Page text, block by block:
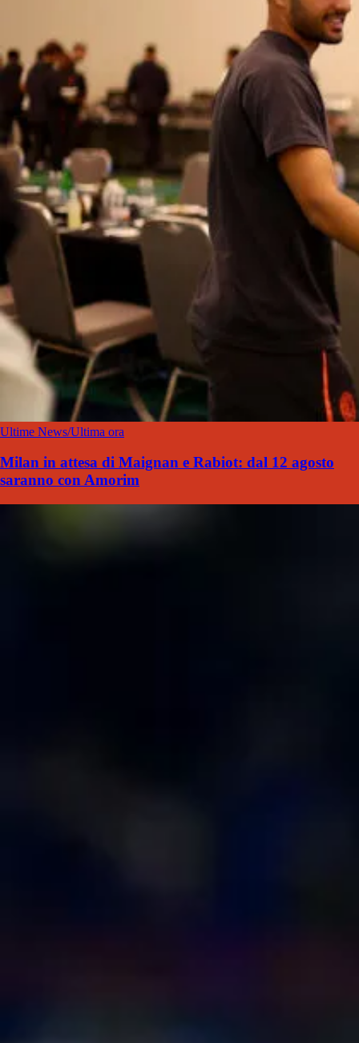
Ultime News/Ultima ora
Milan in attesa di Maignan e Rabiot: dal 12 agosto
saranno con Amorim